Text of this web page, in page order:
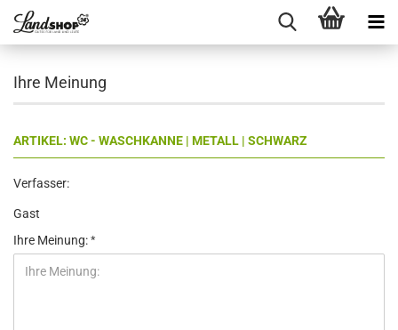
Ihre Meinung
ARTIKEL: WC - WASCHKANNE | METALL | SCHWARZ
Verfasser:
Gast
Ihre Meinung: